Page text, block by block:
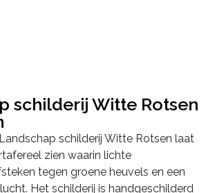
schilderij Witte Rotsen
Landschap schilderij Witte Rotsen laat
zien waarin lichte
tegen groene heuvels en een
Het schilderij is handgeschilderd